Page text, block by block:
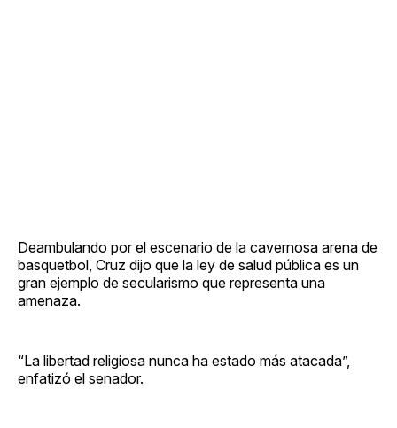
Deambulando por el escenario de la cavernosa arena de
basquetbol, Cruz dijo que la ley de salud pública es un
gran ejemplo de secularismo que representa una
amenaza.
“La libertad religiosa nunca ha estado más atacada”,
enfatizó el senador.